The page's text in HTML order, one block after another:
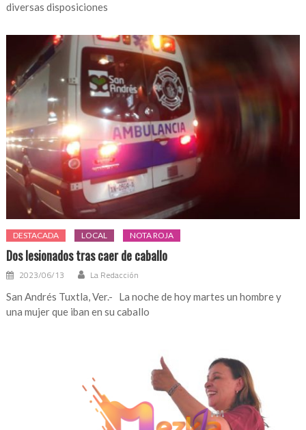
diversas disposiciones
DESTACADA LOCAL NOTA ROJA
Dos lesionados tras caer de caballo
2023/06/13 La Redacción
San Andrés Tuxtla, Ver.- La noche de hoy martes un hombre y
una mujer que iban en su caballo